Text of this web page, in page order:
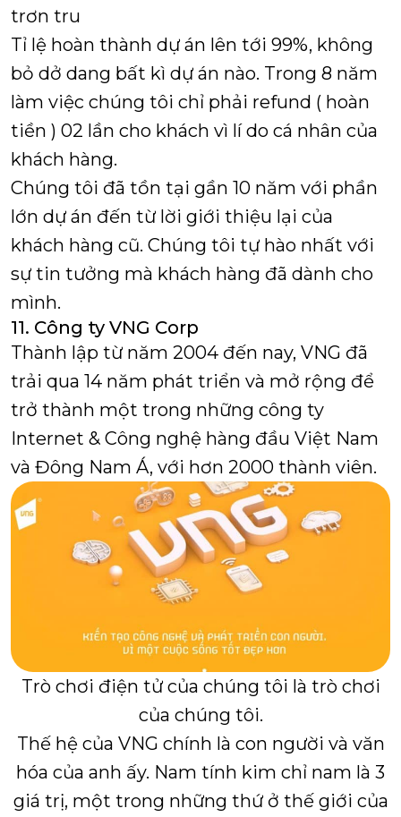
trơn tru
Tỉ lệ hoàn thành dự án lên tới 99%, không
bỏ dở dang bất kì dự án nào. Trong 8 năm
làm việc chúng tôi chỉ phải refund ( hoàn
tiền ) 02 lần cho khách vì lí do cá nhân của
khách hàng.
Chúng tôi đã tồn tại gần 10 năm với phần
lớn dự án đến từ lời giới thiệu lại của
khách hàng cũ. Chúng tôi tự hào nhất với
sự tin tưởng mà khách hàng đã dành cho
mình.
11. Công ty VNG Corp
Thành lập từ năm 2004 đến nay, VNG đã
trải qua 14 năm phát triển và mở rộng để
trở thành một trong những công ty
Internet & Công nghệ hàng đầu Việt Nam
và Đông Nam Á, với hơn 2000 thành viên.
Trò chơi điện tử của chúng tôi là trò chơi
của chúng tôi.
Thế hệ của VNG chính là con người và văn
hóa của anh ấy. Nam tính kim chỉ nam là 3
giá trị, một trong những thứ ở thế giới của